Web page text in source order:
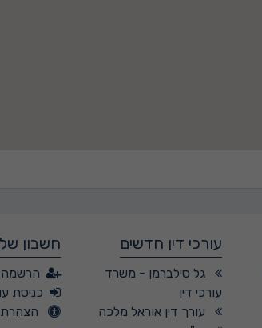
עורכי דין חדשים
גל סילברמן - משרד
עורכי דין
עורך דין אוראל מלכה
חשבון
כניסת
הצהרת